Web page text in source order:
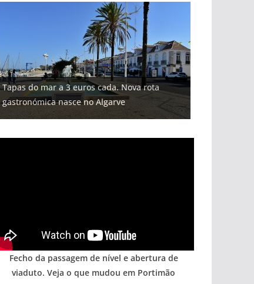
Tapas do mar a 3 euros cada. Nova rota
gastronómica nasce no Algarve
Tempestades roubam areia de praias e põem
arribas em risco no Algarve (com vídeo)
Foto do dia: uma cidade algarvia que cresceu
entre redes e fábricas
Projeto milionário: investimento de 108
milhões de euros na construção de dois
hotéis (com vídeo)
Milagre da água. Fontes emblemáticas do
Algarve voltam a ter vida (com vídeo)
Fecho da passagem de nível e abertura de
viaduto. Veja o que mudou em Portimão